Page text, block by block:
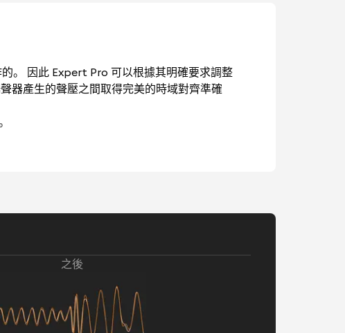
。 因此 Expert Pro 可以根據其明確要求調整
器產生的聲壓之間取得完美的時域對齊準確
之後